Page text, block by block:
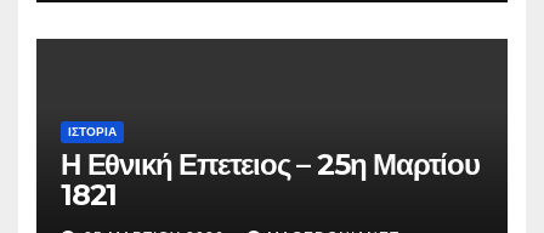
ΙΣΤΟΡΊΑ
Η Εθνική Επετειος – 25η Μαρτίου
1821